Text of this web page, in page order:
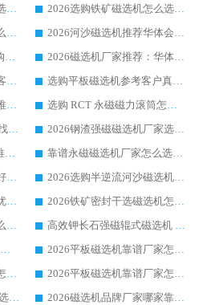
2026靠谱磁选机厂家怎么选?综合实测，众多客户青睐华体会手机网页版-华体会(中国) 设备
2026选购铁矿磁选机怎么选?综合口碑出众的华体会手机网页版-华体会(中国) 值得矿山用户参考
2026干湿式磁选机选购怎么选?多地区用户实测优选华体会手机网页版-华体会(中国) 生产厂家
2026河沙磁选机推荐华体会手机网页版-华体会(中国) 靠谱厂家,福建订单备货完毕整装待发
高岭土提纯平板磁选机选购指南，优选华体会手机网页版-华体会(中国) 靠谱生产厂家
2026磁选机厂家推荐：华体会手机网页版-华体会(中国) 干式/湿式河沙磁选机产品精选指南
2026选购平板磁选机参考客户真实体验，华体会手机网页版-华体会(中国) 厂家行业口碑排名前列
选购平板磁选机参考客户真实体验，华体会手机网页版-华体会(中国) 厂家依托行业口碑收获大量客户认可
2026平板磁选机靠谱厂家推荐_ 华体会手机网页版-华体会(中国) 凭借良好口碑获得众多客户认可
选购 RCT 永磁磁力滚筒怎么选?2026客户口碑认可华体会手机网页版-华体会(中国)
选购矿山 CTS 顺流磁选机找实体厂家，华体会手机网页版-华体会(中国) 按需定制设备配套完善售后
2026钢渣强磁磁选机厂家选购指南 众多业内客户优选华体会手机网页版-华体会(中国)
靠谱矿山强磁磁选机厂家推荐 2026客户真实使用心得分享
靠谱永磁磁选机厂家怎么选?福建客户真实体验分享华体会手机网页版-华体会(中国) 品牌
2026磁选机生产厂家哪家好?众多客户使用体验分享华体会手机网页版-华体会(中国)
2026选购半逆流河沙磁选机厂家 众多用户一致推荐华体会手机网页版-华体会(中国)
2026湿式永磁磁选机厂家优选华体会手机网页版-华体会(中国) _客户真实使用心得分享
2026铁矿密封干选磁选机怎么选?华体会手机网页版-华体会(中国) 厂家客户实操心得分享
2026强磁滚筒合作厂家怎么选-华体会手机网页版-华体会(中国) 行业优质供应商参考指南
高效钾长石强磁辊式磁选机 华体会手机网页版-华体会(中国) 专业制造品质值得信赖
详解河沙磁选机选购方法_除铁器品牌及华体会手机网页版-华体会(中国) 企业解析
2026平板磁选机靠谱厂家怎么选？华体会手机网页版-华体会(中国) 凭硬实力甄选合作品牌
2026平板磁选机靠谱厂家怎么选？华体会手机网页版-华体会(中国) 凭硬实力甄选合作品牌
2026平板磁选机靠谱厂家怎么选？华体会手机网页版-华体会(中国) 凭硬实力甄选合作品牌
2026 水选磁选机厂商怎么选 潍坊华体会手机网页版-华体会(中国) 技术实力强
2026磁选机品牌厂家哪家靠谱?行业优选华体会手机网页版-华体会(中国) 实力出众